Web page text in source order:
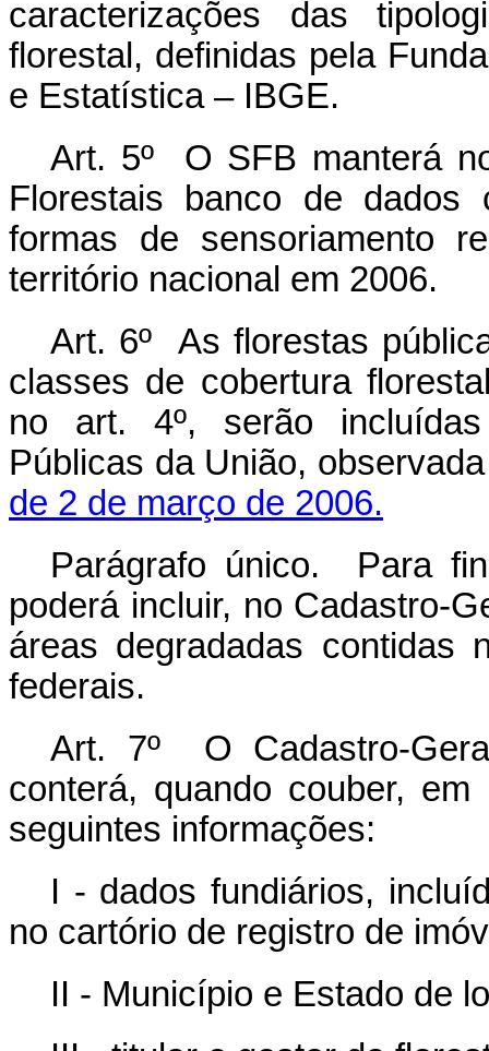
caracterizações das
florestal, definidas pela
e Estatística – IBGE.
Art. 5º O SFB manterá
Florestais banco de
formas de sensoriamento
território nacional em 2006.
Art. 6º As florestas
classes de cobertura
no art. 4º, serão
Públicas da União,
de 2 de março de 2006.
Parágrafo único. Para
poderá incluir, no Cadastro-
áreas degradadas contidas
federais.
Art. 7º O Cadastro-
conterá, quando couber,
seguintes informações:
I - dados fundiários,
no cartório de registro de
II - Município e Estado de